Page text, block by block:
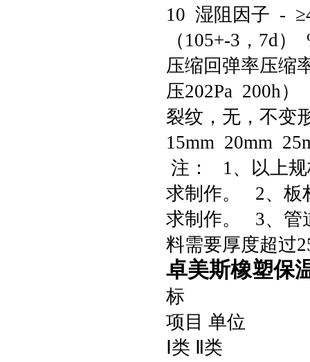
10 湿阻因子 -
（105+-3，7d
压缩回弹率压缩
压202Pa 200h
裂纹，无，不
15mm 20mm
注： 1、以上规
求制作。 2、板
求制作。 3、管
料需要厚度超过
卓美斯橡塑保
标
项目 单位
Ⅰ类 Ⅱ类